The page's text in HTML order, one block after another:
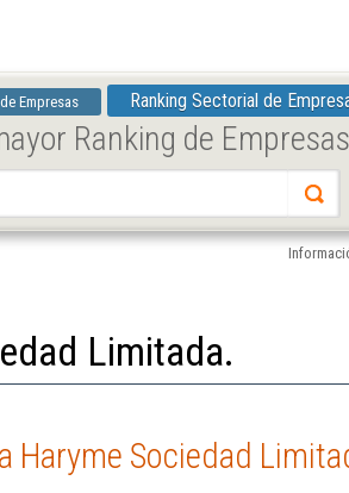
Empresas Ranking Sectorial de
Ranking de
Limitada.
Haryme Sociedad